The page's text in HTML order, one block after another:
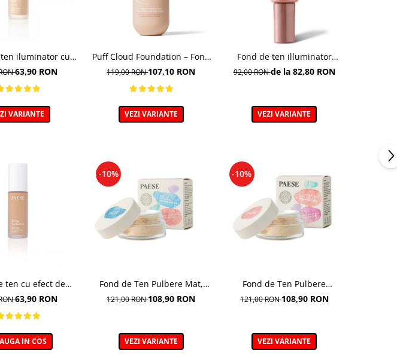
iluminator cu
Lush Satin,
Beige - 30ml
63,90 RON
VARIANTE
Puff Cloud Foundation – Fond
de ten cu efect natural
119,00 RON107,10 RON
VEZI VARIANTE
Fond de ten illuminator
multifunctional , Multi-
function Illuminating
92,00 RONde la 82,80 RON
VEZI VARIANTE
ten cu efect de
103 Golden
63,90 RON
IN COS
-10%
Fond de Ten Pulbere Mat,
nuanta 104W -7g
121,00 RON108,90 RON
VEZI VARIANTE
-10%
Fond de Ten Pulbere
Iluminator 7g
121,00 RON108,90 RON
VEZI VARIANTE